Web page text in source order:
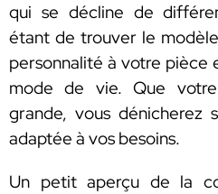
qui se décline de
étant de trouver le
personnalité à votre pièce
mode de vie. Que
grande, vous dénicherez
adaptée à vos besoins.
Un petit aperçu de la